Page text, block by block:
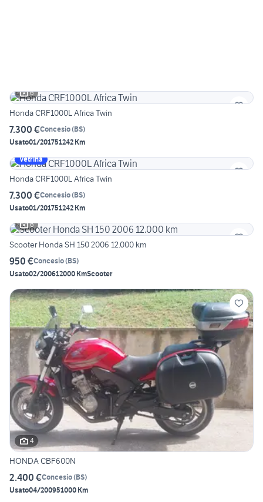
6
Honda CRF1000L Africa Twin
7.300 €Concesio(BS)
Usato01/201751242 Km
Vetrina
Honda CRF1000L Africa Twin
7.300 €Concesio(BS)
Usato01/201751242 Km
6
Scooter Honda SH 150 2006 12.000 km
950 €Concesio(BS)
Usato02/200612000 KmScooter
4
HONDA CBF600N
2.400 €Concesio(BS)
Usato04/200951000 Km